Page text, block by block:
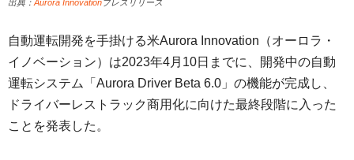
出典： Aurora Innovationプレスリリース
自動運転開発を手掛ける米Aurora Innovation（オーロラ・
イノベーション）は2023年4月10日までに、開発中の自動
運転システム「Aurora Driver Beta 6.0」の機能が完成し、
ドライバーレストラック商用化に向けた最終段階に入った
ことを発表した。